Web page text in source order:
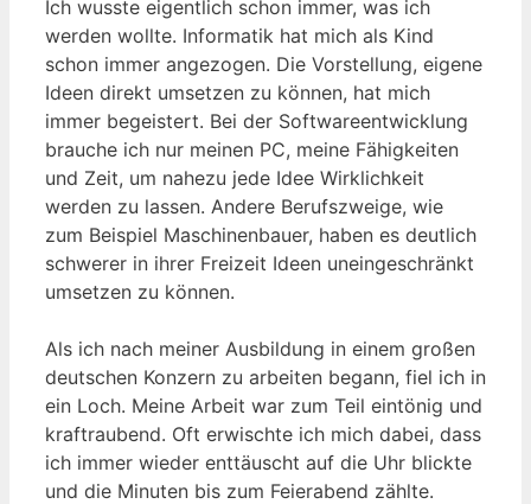
Ich wusste eigentlich schon immer, was ich
werden wollte. Informatik hat mich als Kind
schon immer angezogen. Die Vorstellung, eigene
Ideen direkt umsetzen zu können, hat mich
immer begeistert. Bei der Softwareentwicklung
brauche ich nur meinen PC, meine Fähigkeiten
und Zeit, um nahezu jede Idee Wirklichkeit
werden zu lassen. Andere Berufszweige, wie
zum Beispiel Maschinenbauer, haben es deutlich
schwerer in ihrer Freizeit Ideen uneingeschränkt
umsetzen zu können.
Als ich nach meiner Ausbildung in einem großen
deutschen Konzern zu arbeiten begann, fiel ich in
ein Loch. Meine Arbeit war zum Teil eintönig und
kraftraubend. Oft erwischte ich mich dabei, dass
ich immer wieder enttäuscht auf die Uhr blickte
und die Minuten bis zum Feierabend zählte.